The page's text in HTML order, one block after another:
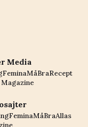
Media
FeminaMåBraRecept
FeminaMåBraAllas